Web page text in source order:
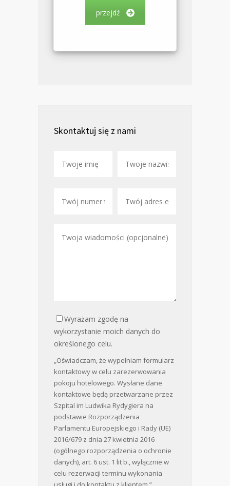
przejdź
Skontaktuj się z nami
Wyrażam zgodę na
wykorzystanie moich danych do
określonego celu.
„Oświadczam, że wypełniam formularz
kontaktowy w celu zarezerwowania
pokoju hotelowego. Wysłane dane
kontaktowe będą przetwarzane przez
Szpital im Ludwika Rydygiera na
podstawie Rozporządzenia
Parlamentu Europejskiego i Rady (UE)
2016/679 z dnia 27 kwietnia 2016
(ogólnego rozporządzenia o ochronie
danych), art. 6 ust. 1 lit b., wyłącznie w
celu rezerwacji terminu wykonania